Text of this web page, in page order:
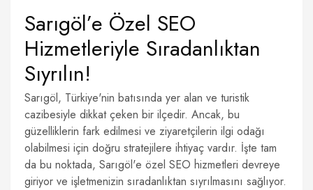
Sarıgöl’e Özel SEO
Hizmetleriyle Sıradanlıktan
Sıyrılın!
Sarıgöl, Türkiye'nin batısında yer alan ve turistik
cazibesiyle dikkat çeken bir ilçedir. Ancak, bu
güzelliklerin fark edilmesi ve ziyaretçilerin ilgi odağı
olabilmesi için doğru stratejilere ihtiyaç vardır. İşte tam
da bu noktada, Sarıgöl'e özel SEO hizmetleri devreye
giriyor ve işletmenizin sıradanlıktan sıyrılmasını sağlıyor.